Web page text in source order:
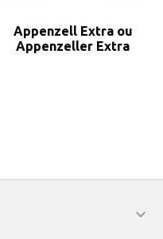
Appenzell Extra ou
Appenzeller Extra
